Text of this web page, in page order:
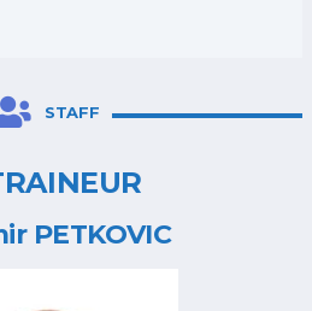
STAFF
PETKOVIC